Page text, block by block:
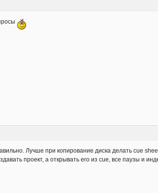
Лучше при копирование диска делать cue
проект, а открывать его из cue, все паузы и